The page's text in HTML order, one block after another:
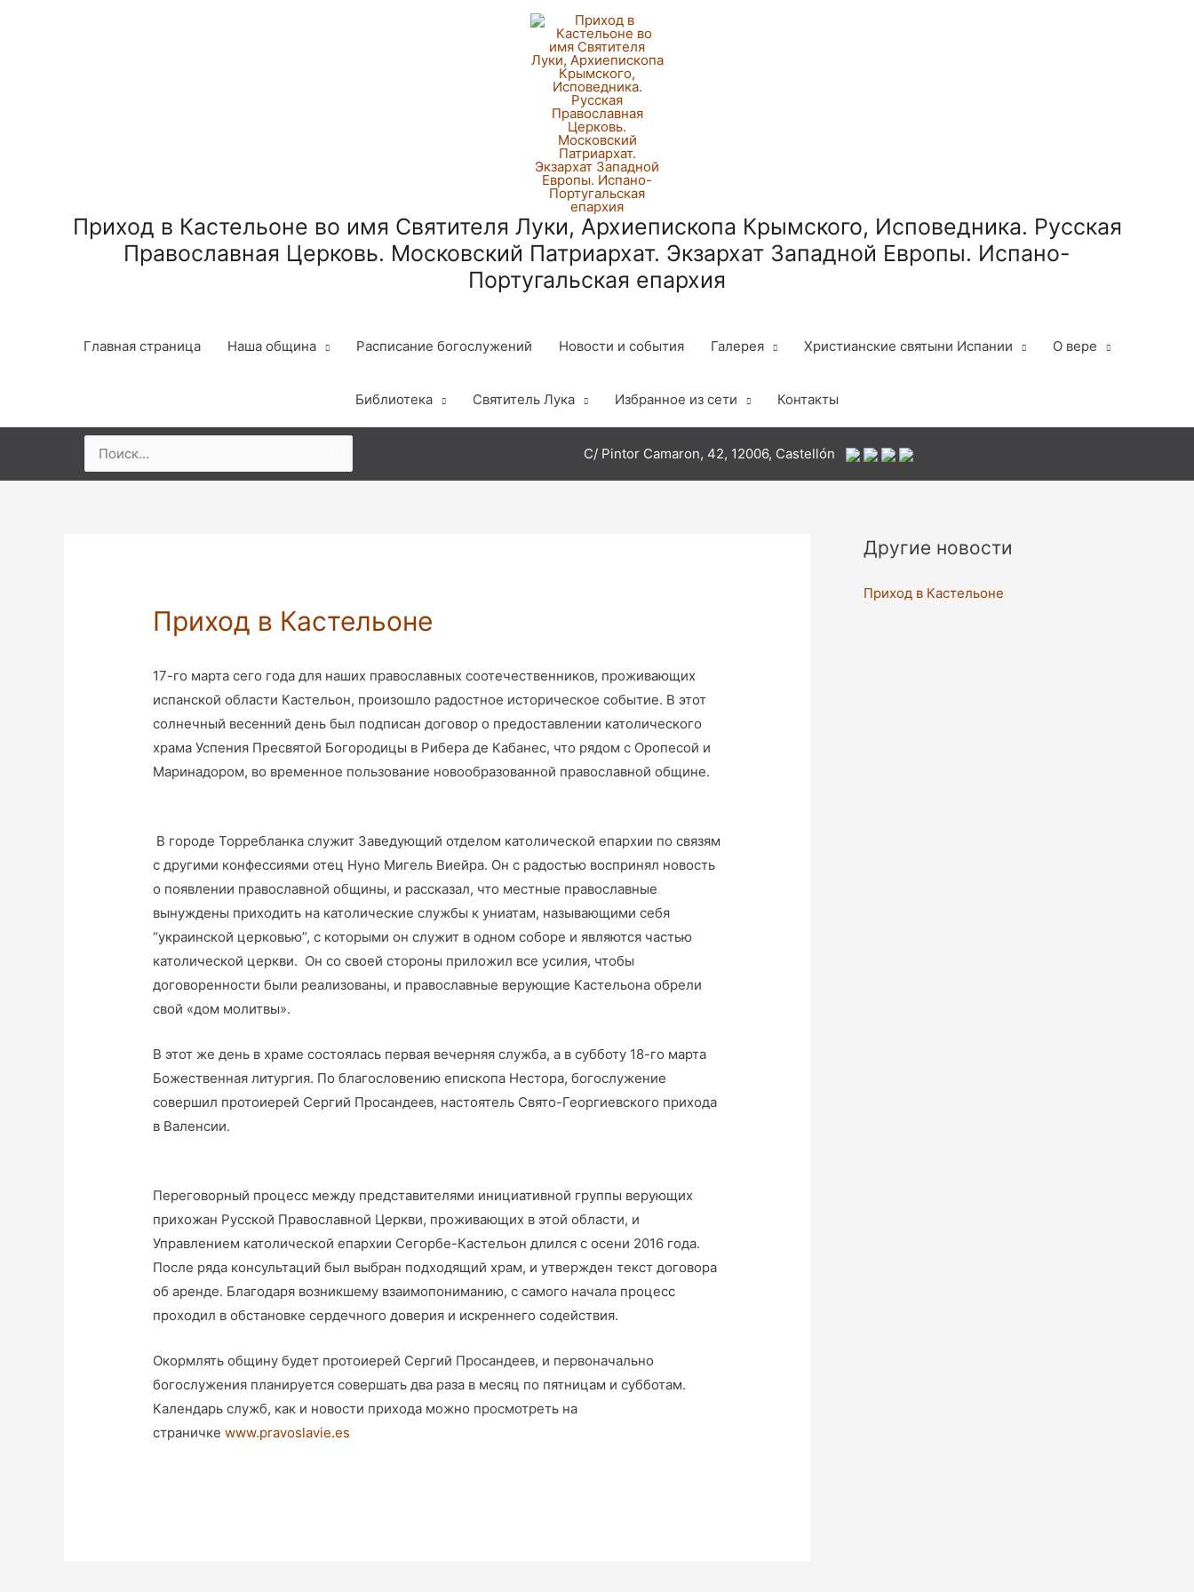
Приход в Кастельоне во имя Святителя Луки, Архиепископа Крымского, Исповедника. Русская
Православная Церковь. Московский Патриархат. Экзархат Западной Европы. Испано-
Португальская епархия
Главная страница Наша община Расписание богослужений Новости и события Галерея Христианские святыни Испании О вере
Библиотека Святитель Лука Избранное из сети Контакты
Найти: C/ Pintor Camaron, 42, 12006, Castellón
Приход в Кастельоне
17-го марта сего года для наших православных соотечественников, проживающих
испанской области Кастельон, произошло радостное историческое событие. В этот
солнечный весенний день был подписан договор о предоставлении католического
храма Успения Пресвятой Богородицы в Рибера де Кабанес, что рядом с Оропесой и
Маринадором, во временное пользование новообразованной православной общине.
В городе Торребланка служит Заведующий отделом католической епархии по связям
с другими конфессиями отец Нуно Мигель Виейра. Он с радостью воспринял новость
о появлении православной общины, и рассказал, что местные православные
вынуждены приходить на католические службы к униатам, называющими себя
“украинской церковью”, с которыми он служит в одном соборе и являются частью
католической церкви. Он со своей стороны приложил все усилия, чтобы
договоренности были реализованы, и православные верующие Кастельона обрели
свой «дом молитвы».
В этот же день в храме состоялась первая вечерняя служба, а в субботу 18-го марта
Божественная литургия. По благословению епископа Нестора, богослужение
совершил протоиерей Сергий Просандеев, настоятель Свято-Георгиевского прихода
в Валенсии.
Переговорный процесс между представителями инициативной группы верующих
прихожан Русской Православной Церкви, проживающих в этой области, и
Управлением католической епархии Сегорбе-Кастельон длился с осени 2016 года.
После ряда консультаций был выбран подходящий храм, и утвержден текст договора
об аренде. Благодаря возникшему взаимопониманию, с самого начала процесс
проходил в обстановке сердечного доверия и искреннего содействия.
Окормлять общину будет протоиерей Сергий Просандеев, и первоначально
богослужения планируется совершать два раза в месяц по пятницам и субботам.
Календарь служб, как и новости прихода можно просмотреть на
страничкеwww.pravoslavie.es
Другие новости
Приход в Кастельоне